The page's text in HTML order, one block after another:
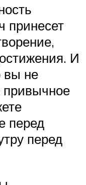
принесет
И
вы не
привычное
перед
перед